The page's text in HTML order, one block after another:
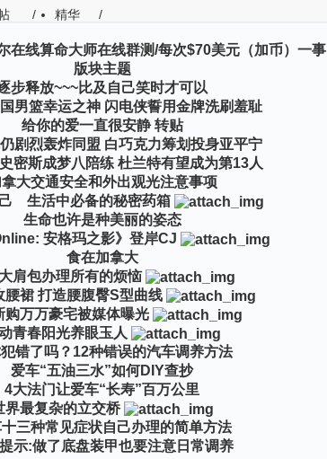
/ 精华 /
表
在线算命大师在线群测/每次$70美元（加币）一事
版块主题
步释放~~~比及自己笑时才可以
男篮幸运之神 闪电侠誓用金牌洗刷羞耻
给你的爱一直很安静 转贴
剧烈轰炸同盟 白巧克力筹划投身亚平宁
密斯成梦八陪练 杜兰特有望成为第13人
拿大交通安全和外出观光注意事项
生活中必备的秘密药箱
生命也许是种美丽的姿态
安格玛之影》登岸CJ
食在加拿大
肩包办理所有的烦恼
腰裙 打造腰腹臀S型曲线
购万万豪宅被媒体曝光
青春阳光养眼玉人
错了吗？12种错误的汽车调养方法
爱车“五油三水”如何DIY查抄
4大法门让爱车“长寿”百万公里
界最复杂的立交桥
三种常见症状自己办理的简单方法
示:做了底盘装甲也要注意日常调养